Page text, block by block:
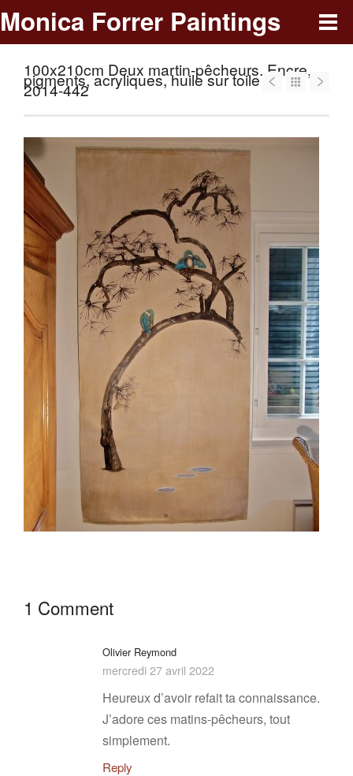
Monica Forrer Paintings
100x210cm Deux martin-pêcheurs. Encre,
pigments, acryliques, huile sur toile de lin.
2014-442
1 Comment
Olivier Reymond
mercredi 27 avril 2022
Heureux d’avoir refait ta connaissance.
J’adore ces matins-pêcheurs, tout
simplement.
Reply